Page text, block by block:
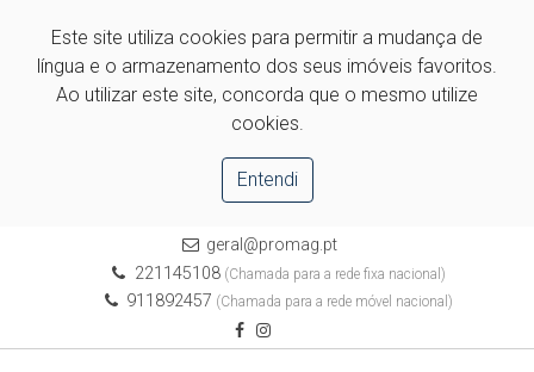
Este site utiliza cookies para permitir a mudança de
língua e o armazenamento dos seus imóveis favoritos.
Ao utilizar este site, concorda que o mesmo utilize
cookies.
Entendi
geral@promag.pt
221145108(Chamada para a rede fixa nacional)
911892457 (Chamada para a rede móvel nacional)